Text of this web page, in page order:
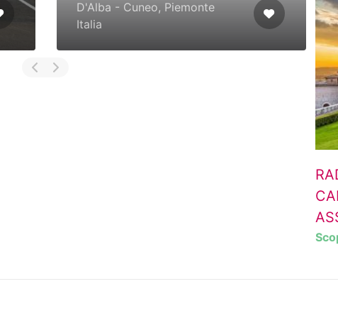
D'Alba - Cuneo, Piemonte
Italia